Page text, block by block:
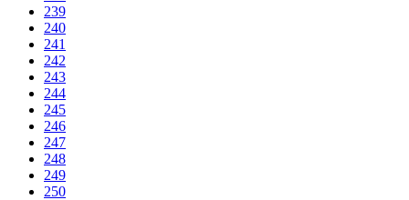
239
240
241
242
243
244
245
246
247
248
249
250